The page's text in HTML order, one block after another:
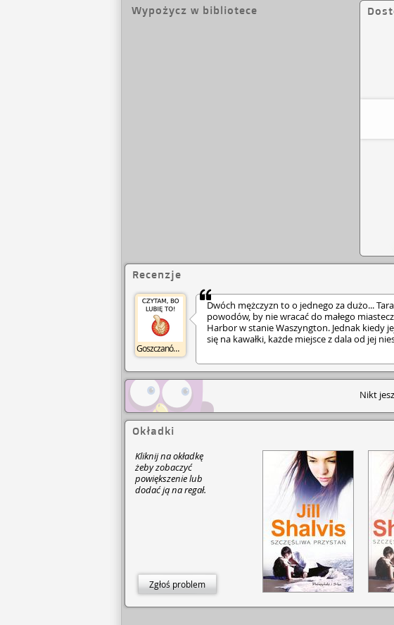
Wypożycz w bibliotece
Recenzje
Goszczanów GBP
Dwóch mężczyzn to o jednego za dużo...
powodów, by nie wracać do małego
Harbor w stanie Waszyngton. Jednak kiedy
się na kawałki, każde miejsce z dala od jej
marzeń i byłego męża będzie dobre. Tara
pomóc swoim dwóm siostrom w renowacji,
prowadzeniu małego hotelu. Wreszcie może
we własne ręce i wymyślić nowy plan na
opalony, zielonooki żeglarz ma swoje
których Tara jest główną bohaterką. A kiedy
zechce ją ponownie zdobyć, okaże się, że
swojej przeszłości i odkryć, czego tak
będzie miała szczęście, odnajdzie wszystko,
Nikt
Okładki
Kliknij na okładkę
żeby zobaczyć
powiększenie lub
dodać ją na regał.
Zgłoś problem